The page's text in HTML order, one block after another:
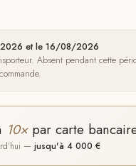
et le 16/08/2026
Absent pendant cette
10×par carte
— jusqu'à 4 000 €